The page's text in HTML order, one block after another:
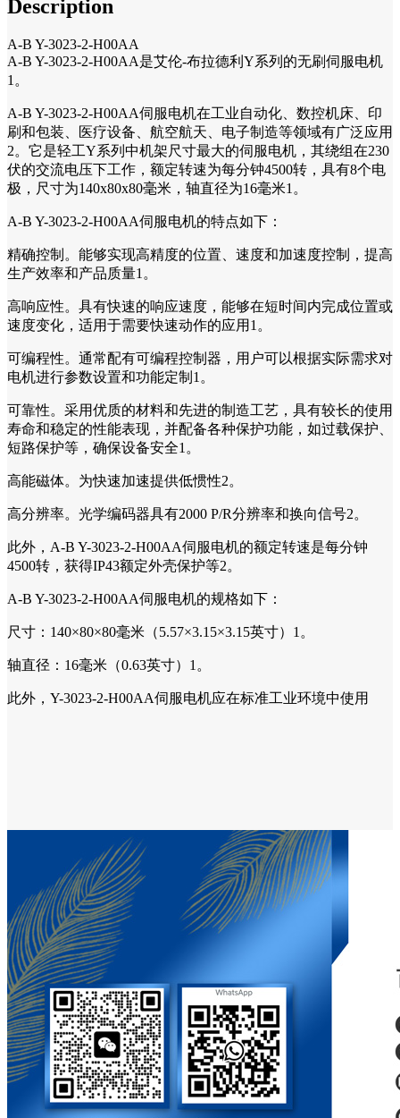
Description
A-B Y-3023-2-H00AA
A-B Y-3023-2-H00AA是艾伦-布拉德利Y系列的无刷伺服电机
1。
A-B Y-3023-2-H00AA伺服电机在工业自动化、数控机床、印
刷和包装、医疗设备、航空航天、电子制造等领域有广泛应用
2。它是轻工Y系列中机架尺寸最大的伺服电机，其绕组在230
伏的交流电压下工作，额定转速为每分钟4500转，具有8个电
极，尺寸为140x80x80毫米，轴直径为16毫米1。
A-B Y-3023-2-H00AA伺服电机的特点如下：
精确控制。能够实现高精度的位置、速度和加速度控制，提高
生产效率和产品质量1。
高响应性。具有快速的响应速度，能够在短时间内完成位置或
速度变化，适用于需要快速动作的应用1。
可编程性。通常配有可编程控制器，用户可以根据实际需求对
电机进行参数设置和功能定制1。
可靠性。采用优质的材料和先进的制造工艺，具有较长的使用
寿命和稳定的性能表现，并配备各种保护功能，如过载保护、
短路保护等，确保设备安全1。
高能磁体。为快速加速提供低惯性2。
高分辨率。光学编码器具有2000 P/R分辨率和换向信号2。
此外，A-B Y-3023-2-H00AA伺服电机的额定转速是每分钟
4500转，获得IP43额定外壳保护等2。
A-B Y-3023-2-H00AA伺服电机的规格如下：
尺寸：140×80×80毫米（5.57×3.15×3.15英寸）1。
轴直径：16毫米（0.63英寸）1。
此外，Y-3023-2-H00AA伺服电机应在标准工业环境中使用